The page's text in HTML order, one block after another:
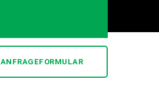
ANFRAGEFORMULAR